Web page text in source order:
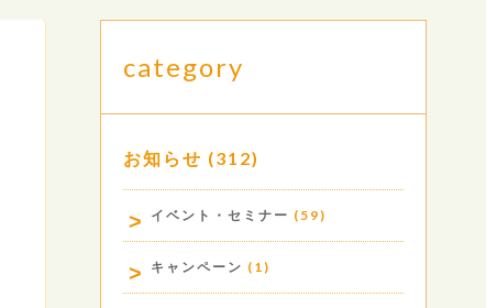
category
お知らせ (312)
イベント・セミナー (59)
キャンペーン (1)